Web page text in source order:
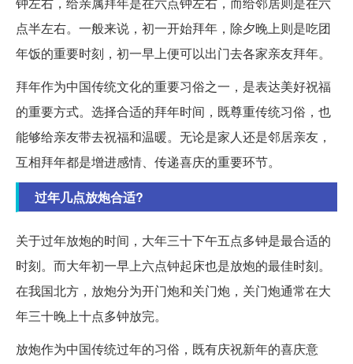
点半左右。一般来说，初一开始拜年，除夕晚上则是吃团
年饭的重要时刻，初一早上便可以出门去各家亲友拜年。
拜年作为中国传统文化的重要习俗之一，是表达美好祝福
的重要方式。选择合适的拜年时间，既尊重传统习俗，也
能够给亲友带去祝福和温暖。无论是家人还是邻居亲友，
互相拜年都是增进感情、传递喜庆的重要环节。
过年几点放炮合适?
关于过年放炮的时间，大年三十下午五点多钟是最合适的
时刻。而大年初一早上六点钟起床也是放炮的最佳时刻。
在我国北方，放炮分为开门炮和关门炮，关门炮通常在大
年三十晚上十点多钟放完。
放炮作为中国传统过年的习俗，既有庆祝新年的喜庆意